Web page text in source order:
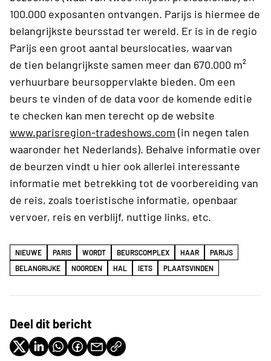
100.000 exposanten ontvangen. Parijs is hiermee de
belangrijkste beursstad ter wereld. Er is in de regio
Parijs een groot aantal beurslocaties, waarvan
de tien belangrijkste samen meer dan 670.000 m²
verhuurbare beursoppervlakte bieden. Om een
beurs te vinden of de data voor de komende editie
te checken kan men terecht op de website
www.parisregion-tradeshows.com (in negen talen
waaronder het Nederlands). Behalve informatie over
de beurzen vindt u hier ook allerlei interessante
informatie met betrekking tot de voorbereiding van
de reis, zoals toeristische informatie, openbaar
vervoer, reis en verblijf, nuttige links, etc.
NIEUWE PARIS WORDT BEURSCOMPLEX HAAR
PARIJS
BELANGRIJKE
NOORDEN HAL IETS PLAATSVINDEN
Deel dit bericht